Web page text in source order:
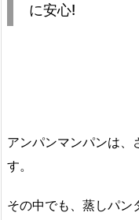
に安心!
アンパンマンパンは、
す。
その中でも、蒸しパン